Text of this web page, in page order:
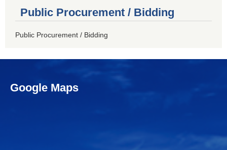
Public Procurement / Bidding
Public Procurement / Bidding
Google Maps